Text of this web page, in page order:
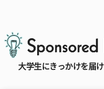
大学生にきっかけを届